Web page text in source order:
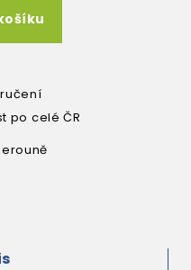
po celé ČR